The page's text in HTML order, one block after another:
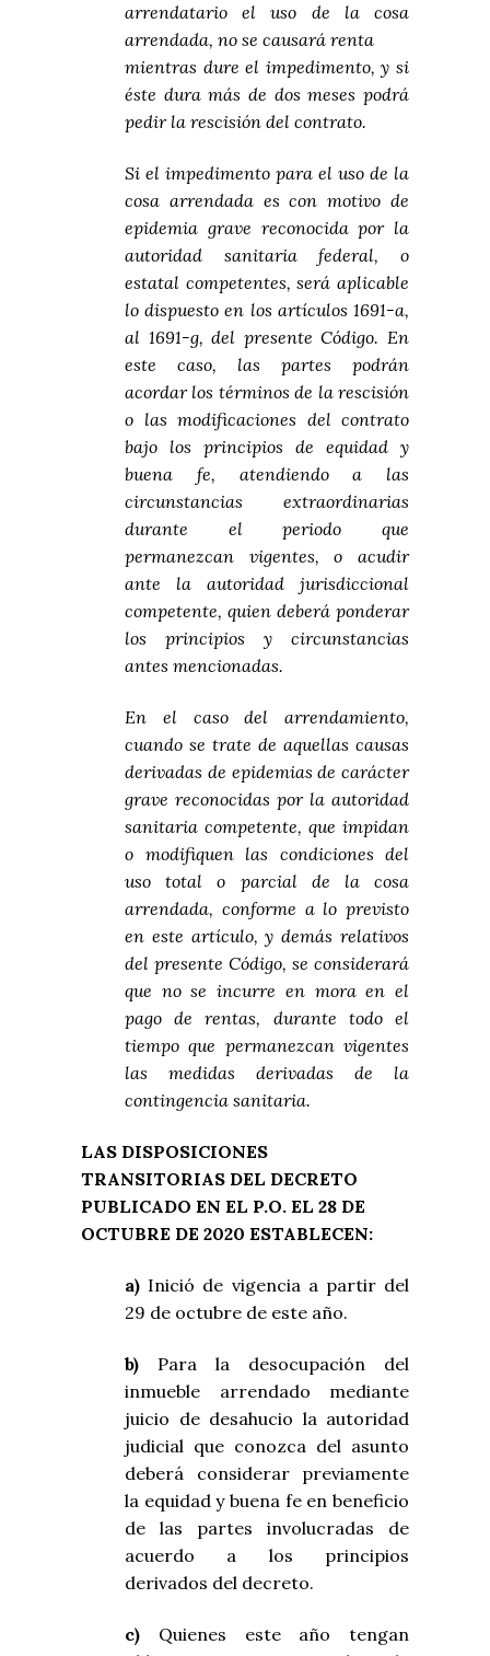
arrendatario el uso de la cosa
arrendada, no se causará renta
mientras dure el impedimento, y si
éste dura más de dos meses podrá
pedir la rescisión del contrato.
Si el impedimento para el uso de la
cosa arrendada es con motivo de
epidemia grave reconocida por la
autoridad sanitaria federal, o
estatal competentes, será aplicable
lo dispuesto en los artículos 1691-a,
al 1691-g, del presente Código. En
este caso, las partes podrán
acordar los términos de la rescisión
o las modificaciones del contrato
bajo los principios de equidad y
buena fe, atendiendo a las
circunstancias extraordinarias
durante el periodo que
permanezcan vigentes, o acudir
ante la autoridad jurisdiccional
competente, quien deberá ponderar
los principios y circunstancias
antes mencionadas.
En el caso del arrendamiento,
cuando se trate de aquellas causas
derivadas de epidemias de carácter
grave reconocidas por la autoridad
sanitaria competente, que impidan
o modifiquen las condiciones del
uso total o parcial de la cosa
arrendada, conforme a lo previsto
en este artículo, y demás relativos
del presente Código, se considerará
que no se incurre en mora en el
pago de rentas, durante todo el
tiempo que permanezcan vigentes
las medidas derivadas de la
contingencia sanitaria.
LAS DISPOSICIONES
TRANSITORIAS DEL DECRETO
PUBLICADO EN EL P.O. EL 28 DE
OCTUBRE DE 2020 ESTABLECEN:
a) Inició de vigencia a partir del
29 de octubre de este año.
b) Para la desocupación del
inmueble arrendado mediante
juicio de desahucio la autoridad
judicial que conozca del asunto
deberá considerar previamente
la equidad y buena fe en beneficio
de las partes involucradas de
acuerdo a los principios
derivados del decreto.
c) Quienes este año tengan